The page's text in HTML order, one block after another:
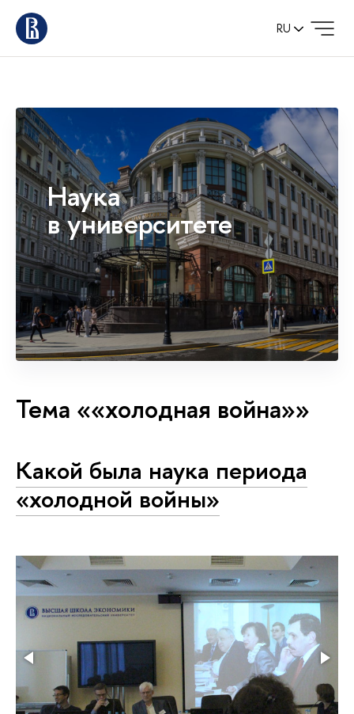
RU
Наука
в университете
Тема ««холодная война»»
Какой была наука периода
«холодной войны»